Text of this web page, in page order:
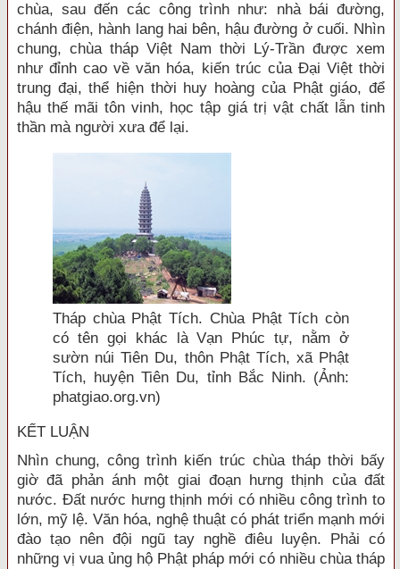
chùa, sau đến các công trình như: nhà bái đường,
chánh điện, hành lang hai bên, hậu đường ở cuối. Nhìn
chung, chùa tháp Việt Nam thời Lý-Trần được xem
như đỉnh cao về văn hóa, kiến trúc của Đại Việt thời
trung đại, thể hiện thời huy hoàng của Phật giáo, để
hậu thế mãi tôn vinh, học tập giá trị vật chất lẫn tinh
thần mà người xưa để lại.
Tháp chùa Phật Tích. Chùa Phật Tích còn
có tên gọi khác là Vạn Phúc tự, nằm ở
sườn núi Tiên Du, thôn Phật Tích, xã Phật
Tích, huyện Tiên Du, tỉnh Bắc Ninh. (Ảnh:
phatgiao.org.vn)
KẾT LUẬN
Nhìn chung, công trình kiến trúc chùa tháp thời bấy
giờ đã phản ánh một giai đoạn hưng thịnh của đất
nước. Đất nước hưng thịnh mới có nhiều công trình to
lớn, mỹ lệ. Văn hóa, nghệ thuật có phát triển mạnh mới
đào tạo nên đội ngũ tay nghề điêu luyện. Phải có
những vị vua ủng hộ Phật pháp mới có nhiều chùa tháp